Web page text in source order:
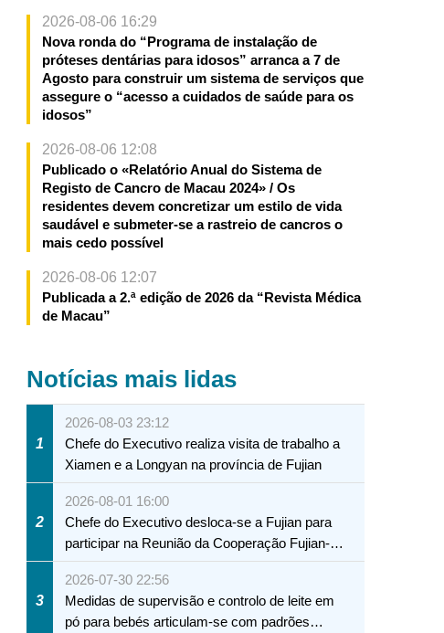
2026-08-06 16:29
Nova ronda do “Programa de instalação de
próteses dentárias para idosos” arranca a 7 de
Agosto para construir um sistema de serviços que
assegure o “acesso a cuidados de saúde para os
idosos”
2026-08-06 12:08
Publicado o «Relatório Anual do Sistema de
Registo de Cancro de Macau 2024» / Os
residentes devem concretizar um estilo de vida
saudável e submeter-se a rastreio de cancros o
mais cedo possível
2026-08-06 12:07
Publicada a 2.ª edição de 2026 da “Revista Médica
de Macau”
Notícias mais lidas
1
2026-08-03 23:12
Chefe do Executivo realiza visita de trabalho a
Xiamen e a Longyan na província de Fujian
2
2026-08-01 16:00
Chefe do Executivo desloca-se a Fujian para
participar na Reunião da Cooperação Fujian-
Macau
3
2026-07-30 22:56
Medidas de supervisão e controlo de leite em
pó para bebés articulam-se com padrões